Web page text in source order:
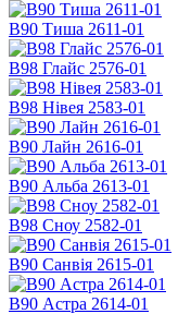
В90 Тиша 2611-01
В98 Глайс 2576-01
В98 Нівея 2583-01
В90 Лайн 2616-01
В90 Альба 2613-01
В98 Сноу 2582-01
В90 Санвія 2615-01
В90 Астра 2614-01